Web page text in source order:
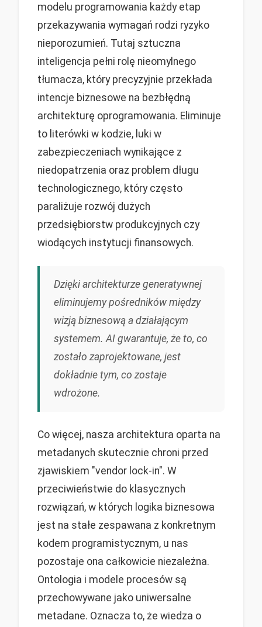
modelu programowania każdy etap
przekazywania wymagań rodzi ryzyko
nieporozumień. Tutaj sztuczna
inteligencja pełni rolę nieomylnego
tłumacza, który precyzyjnie przekłada
intencje biznesowe na bezbłędną
architekturę oprogramowania. Eliminuje
to literówki w kodzie, luki w
zabezpieczeniach wynikające z
niedopatrzenia oraz problem długu
technologicznego, który często
paraliżuje rozwój dużych
przedsiębiorstw produkcyjnych czy
wiodących instytucji finansowych.
Dzięki architekturze generatywnej
eliminujemy pośredników między
wizją biznesową a działającym
systemem. AI gwarantuje, że to, co
zostało zaprojektowane, jest
dokładnie tym, co zostaje
wdrożone.
Co więcej, nasza architektura oparta na
metadanych skutecznie chroni przed
zjawiskiem "vendor lock-in". W
przeciwieństwie do klasycznych
rozwiązań, w których logika biznesowa
jest na stałe zespawana z konkretnym
kodem programistycznym, u nas
pozostaje ona całkowicie niezależna.
Ontologia i modele procesów są
przechowywane jako uniwersalne
metadane. Oznacza to, że wiedza o